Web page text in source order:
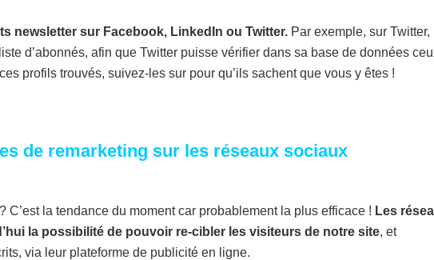
newsletter sur Facebook, LinkedIn ou Twitter. Par exemple, sur Twitter,
d’abonnés, afin que Twitter puisse vérifier dans sa base de données
profils trouvés, suivez-les sur pour qu’ils sachent que vous y êtes !
de remarketing sur les réseaux sociaux
C’est la tendance du moment car probablement la plus efficace ! Les
la possibilité de pouvoir re-cibler les visiteurs de notre site, et
via leur plateforme de publicité en ligne.